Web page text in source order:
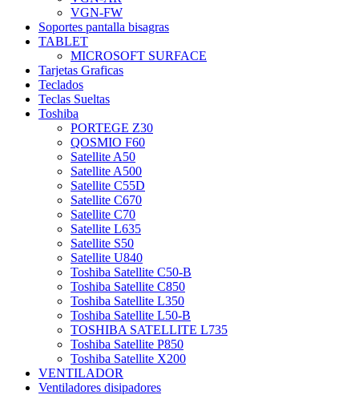
VGN-FW
Soportes pantalla bisagras
TABLET
MICROSOFT SURFACE
Tarjetas Graficas
Teclados
Teclas Sueltas
Toshiba
PORTEGE Z30
QOSMIO F60
Satellite A50
Satellite A500
Satellite C55D
Satellite C670
Satellite C70
Satellite L635
Satellite S50
Satellite U840
Toshiba Satellite C50-B
Toshiba Satellite C850
Toshiba Satellite L350
Toshiba Satellite L50-B
TOSHIBA SATELLITE L735
Toshiba Satellite P850
Toshiba Satellite X200
VENTILADOR
Ventiladores disipadores